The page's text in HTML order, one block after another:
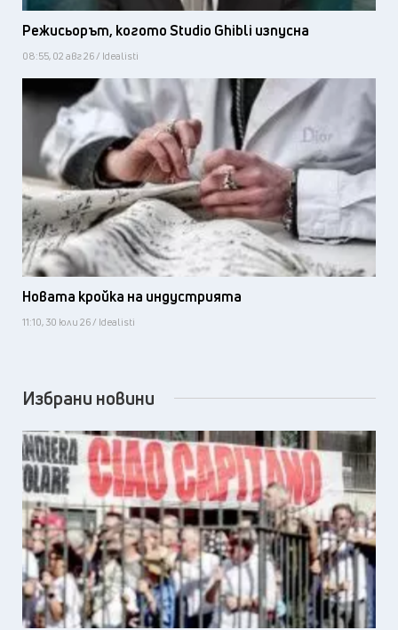
Режисьорът, когото Studio Ghibli изпусна
08:55, 02 авг 26 / Idealisti
Новата кройка на индустрията
11:10, 30 юли 26 / Idealisti
Избрани новини